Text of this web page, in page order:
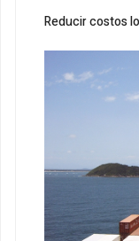
Reducir costos